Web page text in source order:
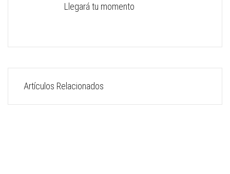
Llegará tu momento
Artículos Relacionados